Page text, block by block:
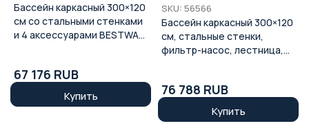
Бассейн каркасный 300×120
см со стальными стенками
и 4 аксессуарами BESTWAY
67 176 RUB
Купить
SKU: 56566
Бассейн каркасный 300×120
см, стальные стенки,
фильтр-насос, лестница,
76 788 RUB
Купить